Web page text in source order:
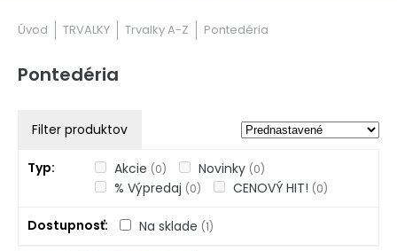
Úvod TRVALKY Trvalky A-Z Pontedéria
Pontedéria
Filter produktov
Typ Akcie (0) Novinky (0)
% Výpredaj (0) CENOVÝ HIT! (0)
Dostupnosť Na sklade (1)